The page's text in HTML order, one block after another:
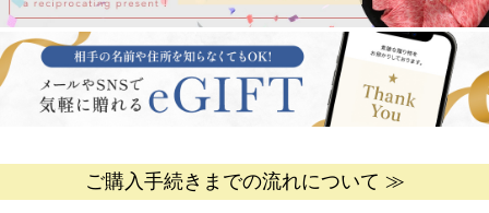
ご購入手続きまでの流れについて ≫